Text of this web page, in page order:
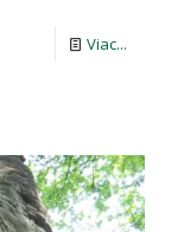
Viac...